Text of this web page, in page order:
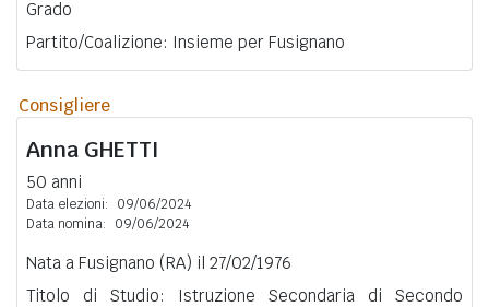
Grado
Partito/Coalizione: Insieme per Fusignano
Consigliere
Anna GHETTI
50 anni
Data elezioni:
09/06/2024
Data nomina:
09/06/2024
Nata a Fusignano (RA) il 27/02/1976
Titolo di Studio: Istruzione Secondaria di Secondo